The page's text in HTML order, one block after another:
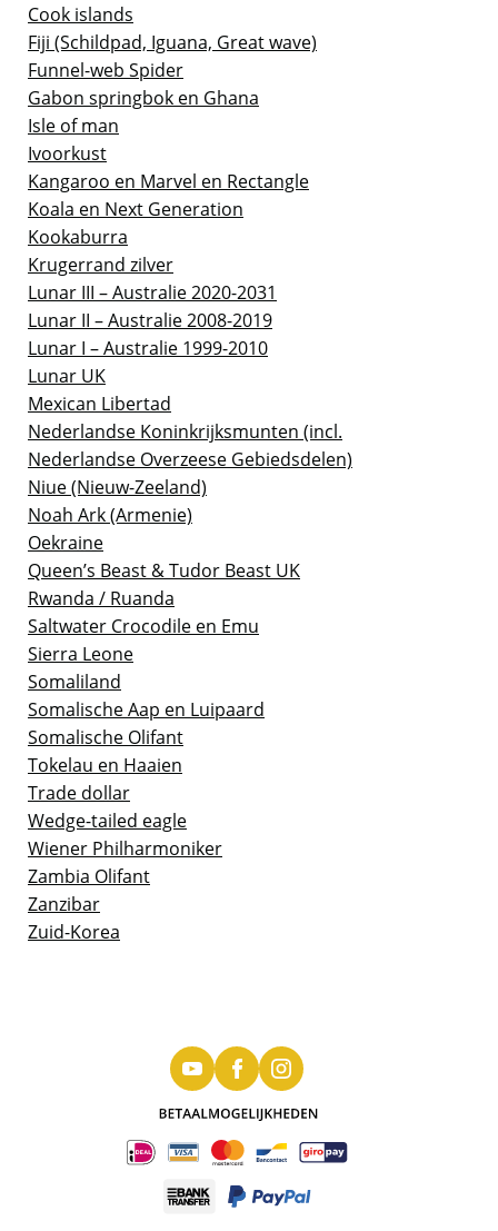
Cook islands
Fiji (Schildpad, Iguana, Great wave)
Funnel-web Spider
Gabon springbok en Ghana
Isle of man
Ivoorkust
Kangaroo en Marvel en Rectangle
Koala en Next Generation
Kookaburra
Krugerrand zilver
Lunar III – Australie 2020-2031
Lunar II – Australie 2008-2019
Lunar I – Australie 1999-2010
Lunar UK
Mexican Libertad
Nederlandse Koninkrijksmunten (incl.
Nederlandse Overzeese Gebiedsdelen)
Niue (Nieuw-Zeeland)
Noah Ark (Armenie)
Oekraine
Queen’s Beast & Tudor Beast UK
Rwanda / Ruanda
Saltwater Crocodile en Emu
Sierra Leone
Somaliland
Somalische Aap en Luipaard
Somalische Olifant
Tokelau en Haaien
Trade dollar
Wedge-tailed eagle
Wiener Philharmoniker
Zambia Olifant
Zanzibar
Zuid-Korea